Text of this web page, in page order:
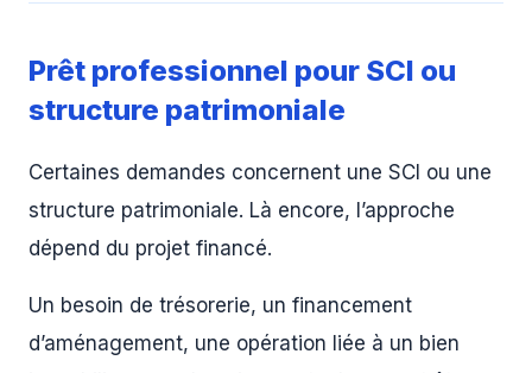
Prêt professionnel pour SCI ou
structure patrimoniale
Certaines demandes concernent une SCI ou une
structure patrimoniale. Là encore, l’approche
dépend du projet financé.
Un besoin de trésorerie, un financement
d’aménagement, une opération liée à un bien